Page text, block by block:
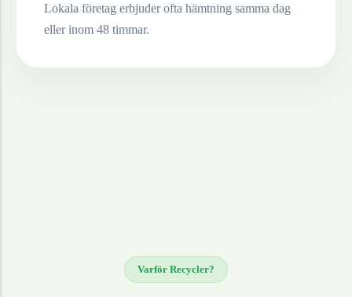
Lokala företag erbjuder ofta hämtning samma dag
eller inom 48 timmar.
Varför Recycler?